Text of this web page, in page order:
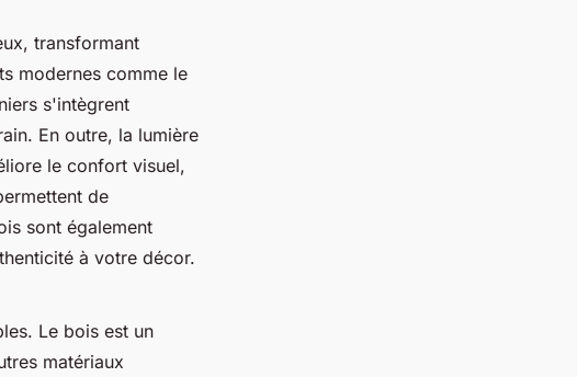
transformant
modernes comme le
s'intègrent
En outre, la lumière
le confort visuel,
de
sont également
à votre décor.
Le bois est un
matériaux